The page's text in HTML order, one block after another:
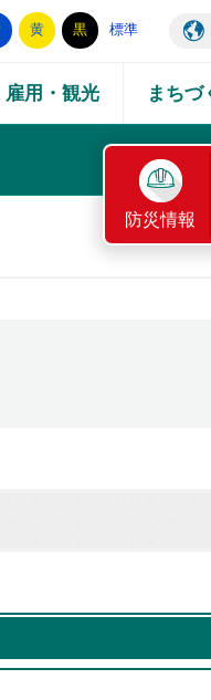
黄 黒 標準
雇用・観光 まちづ
防災情報